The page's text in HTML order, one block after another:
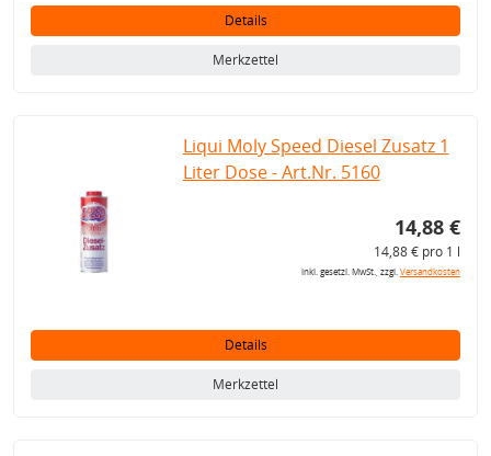
Details
Merkzettel
Liqui Moly Speed Diesel Zusatz 1
Liter Dose - Art.Nr. 5160
14,88 €
14,88 € pro 1 l
inkl. gesetzl. MwSt., zzgl.Versandkosten
Details
Merkzettel